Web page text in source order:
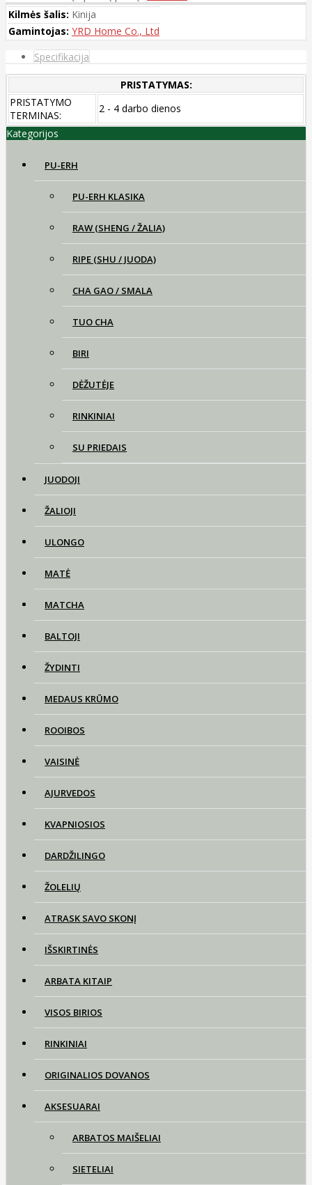
Kilmės šalis: Kinija
Gamintojas: YRD Home Co., Ltd
Specifikacija
PRISTATYMAS:
PRISTATYMO
TERMINAS:
2 - 4 darbo dienos
Kategorijos
PU-ERH
PU-ERH KLASIKA
RAW (SHENG / ŽALIA)
RIPE (SHU / JUODA)
CHA GAO / SMALA
TUO CHA
BIRI
DĖŽUTĖJE
RINKINIAI
SU PRIEDAIS
JUODOJI
ŽALIOJI
ULONGO
MATĖ
MATCHA
BALTOJI
ŽYDINTI
MEDAUS KRŪMO
ROOIBOS
VAISINĖ
AJURVEDOS
KVAPNIOSIOS
DARDŽILINGO
ŽOLELIŲ
ATRASK SAVO SKONĮ
IŠSKIRTINĖS
ARBATA KITAIP
VISOS BIRIOS
RINKINIAI
ORIGINALIOS DOVANOS
AKSESUARAI
ARBATOS MAIŠELIAI
SIETELIAI